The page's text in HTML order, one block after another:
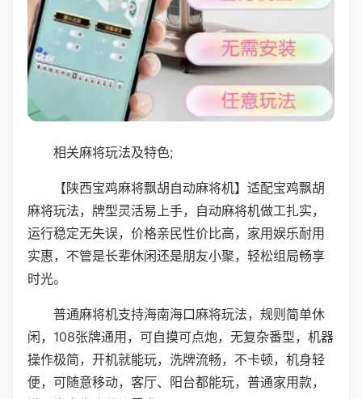
相关麻将玩法及特色;
【陕西宝鸡麻将飘胡自动麻将机】适配宝鸡飘胡
麻将玩法，牌型灵活易上手，自动麻将机做工扎实，
运行稳定无失误，价格亲民性价比高，家用娱乐耐用
实惠，不管是长辈休闲还是朋友小聚，轻松组局畅享
时光。
普通麻将机支持海南海口麻将玩法，规则简单休
闲，108张牌通用，可自摸可点炮，无复杂番型，机器
操作极简，开机就能玩，洗牌流畅，不卡顿，机身轻
便，可随意移动，客厅、阳台都能玩，普通家用款，